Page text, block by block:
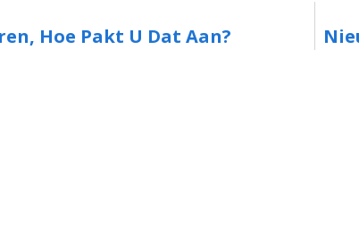
Hoe Pakt U Dat Aan?